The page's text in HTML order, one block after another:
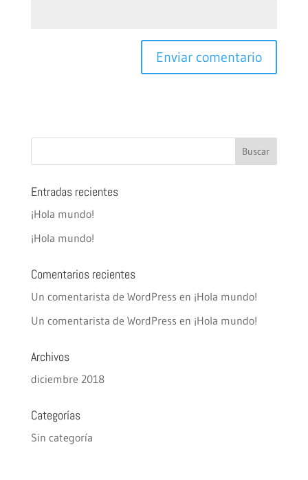
Entradas recientes
¡Hola mundo!
¡Hola mundo!
Comentarios recientes
Un comentarista de WordPressen ¡Hola mundo!
Un comentarista de WordPressen ¡Hola mundo!
Archivos
diciembre 2018
Categorías
Sin categoría